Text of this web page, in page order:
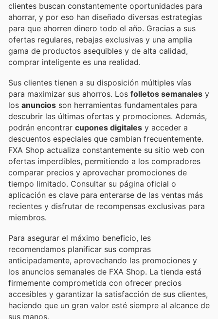
clientes buscan constantemente oportunidades para
ahorrar, y por eso han diseñado diversas estrategias
para que ahorren dinero todo el año. Gracias a sus
ofertas regulares, rebajas exclusivas y una amplia
gama de productos asequibles y de alta calidad,
comprar inteligente es una realidad.
Sus clientes tienen a su disposición múltiples vías
para maximizar sus ahorros. Los folletos semanales y
los anuncios son herramientas fundamentales para
descubrir las últimas ofertas y promociones. Además,
podrán encontrar cupones digitales y acceder a
descuentos especiales que cambian frecuentemente.
FXA Shop actualiza constantemente su sitio web con
ofertas imperdibles, permitiendo a los compradores
comparar precios y aprovechar promociones de
tiempo limitado. Consultar su página oficial o
aplicación es clave para enterarse de las ventas más
recientes y disfrutar de recompensas exclusivas para
miembros.
Para asegurar el máximo beneficio, les
recomendamos planificar sus compras
anticipadamente, aprovechando las promociones y
los anuncios semanales de FXA Shop. La tienda está
firmemente comprometida con ofrecer precios
accesibles y garantizar la satisfacción de sus clientes,
haciendo que un gran valor esté siempre al alcance de
sus manos.